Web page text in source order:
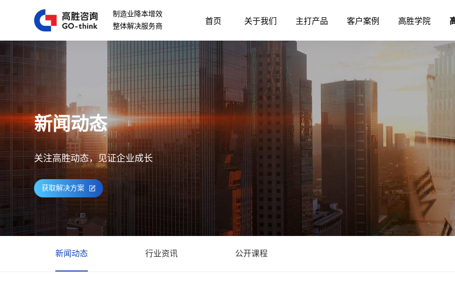
制造业降本增效
整体解决服务商
首页 关于我们 主打产品 客户案例 高胜学院
新闻动态
关注高胜动态，见证企业成长
获取解决方案
新闻动态 行业资讯 公开课程